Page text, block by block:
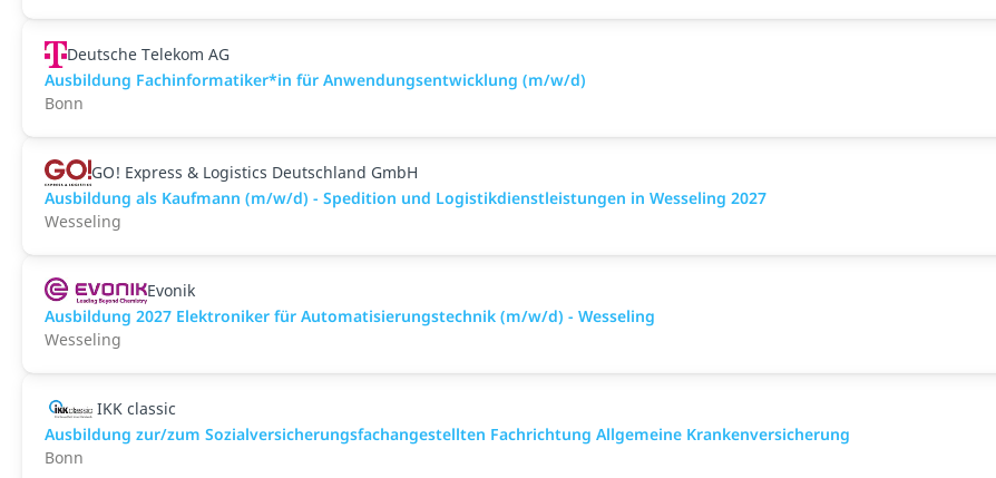
Deutsche Telekom AG
Ausbildung Fachinformatiker*in für Anwendungsentwicklung (m/w/d)
Bonn
GO! Express & Logistics Deutschland GmbH
Ausbildung als Kaufmann (m/w/d) - Spedition und Logistikdienstleistungen in Wesseling 2027
Wesseling
Evonik
Ausbildung 2027 Elektroniker für Automatisierungstechnik (m/w/d) - Wesseling
Wesseling
IKK classic
Aus­bild­ung zur/zum Sozial­versicher­ungs­fach­angestellten­ Fach­richtung All­gemeine Kranken­versicher­ung
Bonn